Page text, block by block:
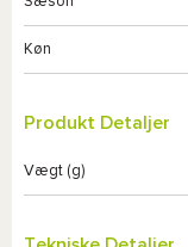
Køn
Produkt Detaljer
Vægt (g)